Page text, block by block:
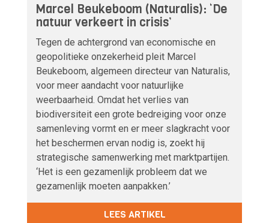
Marcel Beukeboom (Naturalis): ‘De
natuur verkeert in crisis’
Tegen de achtergrond van economische en
geopolitieke onzekerheid pleit Marcel
Beukeboom, algemeen directeur van Naturalis,
voor meer aandacht voor natuurlijke
weerbaarheid. Omdat het verlies van
biodiversiteit een grote bedreiging voor onze
samenleving vormt en er meer slagkracht voor
het beschermen ervan nodig is, zoekt hij
strategische samenwerking met marktpartijen.
‘Het is een gezamenlijk probleem dat we
gezamenlijk moeten aanpakken.’
LEES ARTIKEL